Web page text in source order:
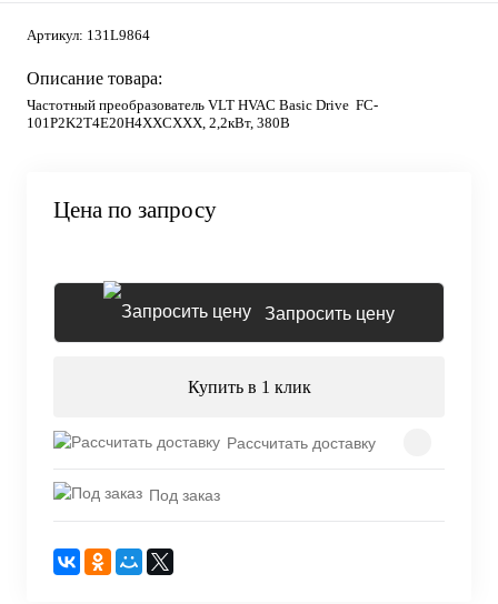
Артикул: 131L9864
Описание товара:
Частотный преобразователь VLT HVAC Basic Drive FC-
101P2K2T4E20H4XXCXXX, 2,2кВт, 380В
Цена по запросу
Запросить цену
Купить в 1 клик
Рассчитать доставку
Под заказ